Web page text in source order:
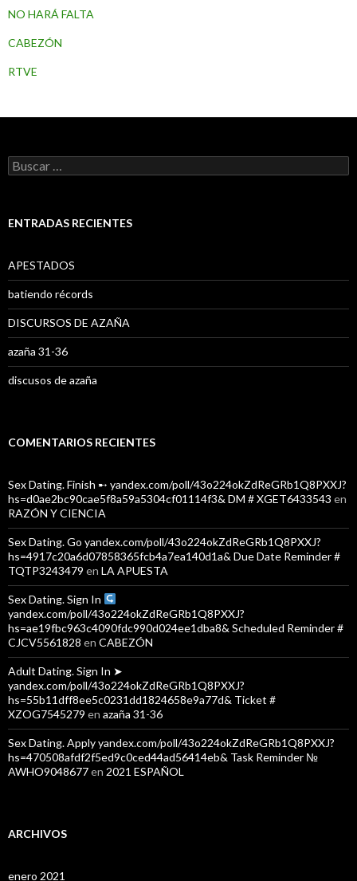
NO HARÁ FALTA
CABEZÓN
RTVE
B
u
a
ENTRADAS RECIENTES
APESTADOS
batiendo récords
DISCURSOS DE AZAÑA
azaña 31-36
discusos de azaña
COMENTARIOS RECIENTES
Sex Dating. Finish ➸ yandex.com/poll/43o224okZdReGRb1Q8PXXJ?
hs=d0ae2bc90cae5f8a59a5304cf01114f3& DM # XGET6433543 en
RAZÓN Y CIENCIA
Sex Dating. Go yandex.com/poll/43o224okZdReGRb1Q8PXXJ?
hs=4917c20a6d07858365fcb4a7ea140d1a& Due Date Reminder #
TQTP3243479 en LA APUESTA
Sex Dating. Sign In
yandex.com/poll/43o224okZdReGRb1Q8PXXJ?
hs=ae19fbc963c4090fdc990d024ee1dba8& Scheduled Reminder #
CJCV5561828 en CABEZÓN
Adult Dating. Sign In ➤
yandex.com/poll/43o224okZdReGRb1Q8PXXJ?
hs=55b11dff8ee5c0231dd1824658e9a77d& Ticket #
XZOG7545279 en azaña 31-36
Sex Dating. Apply yandex.com/poll/43o224okZdReGRb1Q8PXXJ?
hs=470508afdf2f5ed9c0ced44ad56414eb& Task Reminder №
AWHO9048677en 2021 ESPAÑOL
ARCHIVOS
enero 2021